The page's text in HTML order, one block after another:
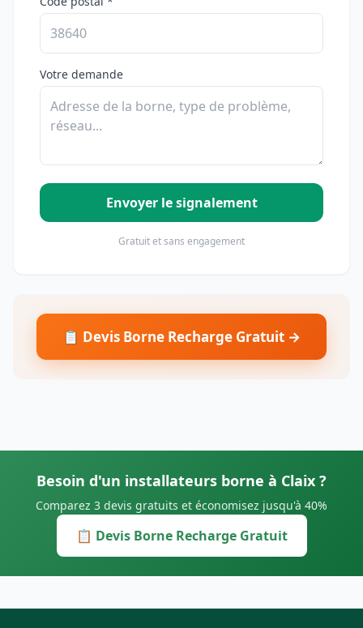
Votre demande
Envoyer le signalement
Gratuit et sans engagement
📋 Devis Borne Recharge Gratuit →
Besoin d'un installateurs borne à Claix ?
Comparez 3 devis gratuits et économisez jusqu'à 40%
📋 Devis Borne Recharge Gratuit